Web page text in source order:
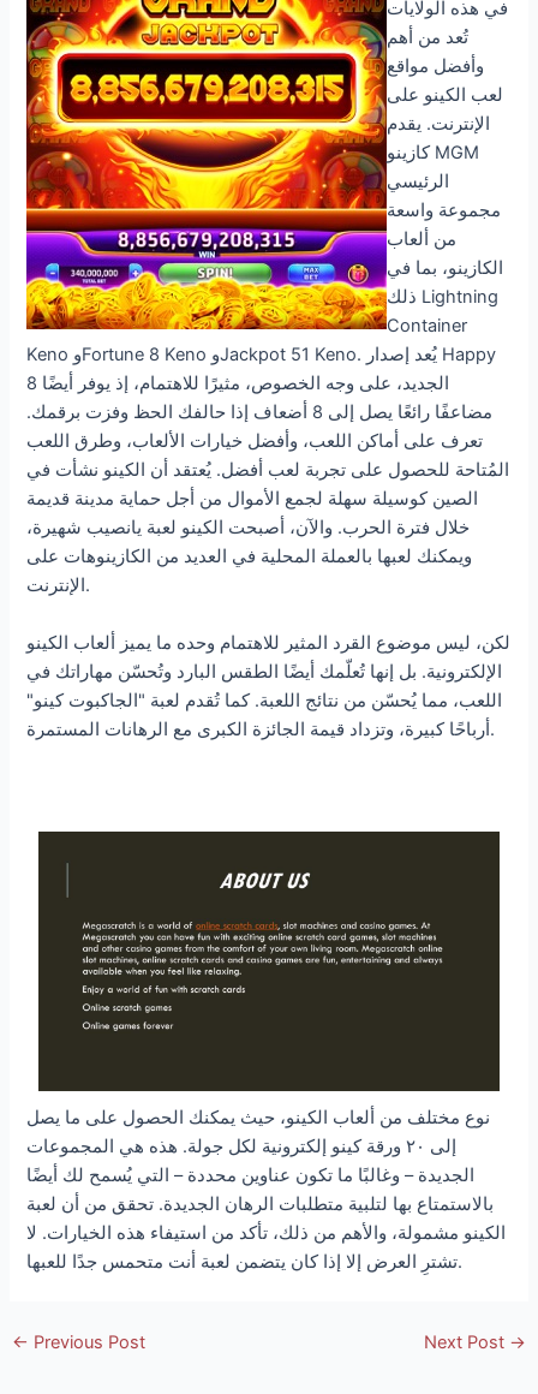
في هذه الولايات
تُعد من أهم
وأفضل مواقع
لعب الكينو على
الإنترنت. يقدم
كازينو MGM
الرئيسي
مجموعة واسعة
من ألعاب
الكازينو، بما في
ذلك Lightning
Container
Keno وFortune 8 Keno وJackpot 51 Keno. يُعد إصدار Happy
8 الجديد، على وجه الخصوص، مثيرًا للاهتمام، إذ يوفر أيضًا
مضاعفًا رائعًا يصل إلى 8 أضعاف إذا حالفك الحظ وفزت برقمك.
تعرف على أماكن اللعب، وأفضل خيارات الألعاب، وطرق اللعب
المُتاحة للحصول على تجربة لعب أفضل. يُعتقد أن الكينو نشأت في
الصين كوسيلة سهلة لجمع الأموال من أجل حماية مدينة قديمة
خلال فترة الحرب. والآن، أصبحت الكينو لعبة يانصيب شهيرة،
ويمكنك لعبها بالعملة المحلية في العديد من الكازينوهات على
الإنترنت.
لكن، ليس موضوع القرد المثير للاهتمام وحده ما يميز ألعاب الكينو
الإلكترونية. بل إنها تُعلّمك أيضًا الطقس البارد وتُحسّن مهاراتك في
اللعب، مما يُحسّن من نتائج اللعبة. كما تُقدم لعبة "الجاكبوت كينو"
أرباحًا كبيرة، وتزداد قيمة الجائزة الكبرى مع الرهانات المستمرة.
نوع مختلف من ألعاب الكينو، حيث يمكنك الحصول على ما يصل
إلى ٢٠ ورقة كينو إلكترونية لكل جولة. هذه هي المجموعات
الجديدة – وغالبًا ما تكون عناوين محددة – التي يُسمح لك أيضًا
بالاستمتاع بها لتلبية متطلبات الرهان الجديدة. تحقق من أن لعبة
الكينو مشمولة، والأهم من ذلك، تأكد من استيفاء هذه الخيارات. لا
تشترِ العرض إلا إذا كان يتضمن لعبة أنت متحمس جدًا للعبها.
Post
← Previous Post Next Post →